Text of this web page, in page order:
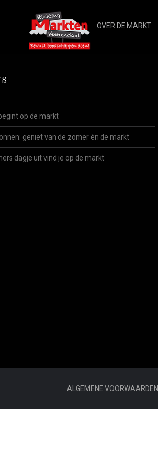
OVER DE MARKT
op de markt
geniet van de zomer én de markt
dagje uit vind je op de markt
ALGEMENE VOORWAARDEN